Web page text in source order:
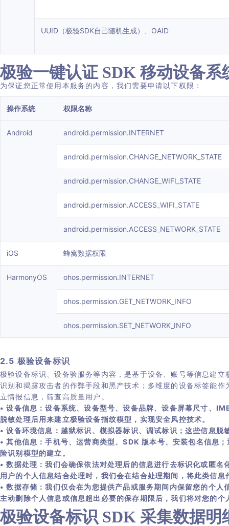
UUID（极验SDK自己随机生成）、OAID
极验一键认证 SDK 移动设备系
为保证您正常使用本服务的内容，我们需要申请以下权限：
操作系统 权限名称
Android android.permission.INTERNET
android.permission.CHANGE_NETWORK_STATE
android.permission.CHANGE_WIFI_STATE
android.permission.ACCESS_WIFI_STATE
android.permission.ACCESS_NETWORK_STATE
iOS 蜂窝数据权限
HarmonyOS ohos.permission.INTERNET
ohos.permission.GET_NETWORK_INFO
ohos.permission.SET_NETWORK_INFO
2.5 极验设备标识
极验设备标识、设备验服务等内容，是基于设备、账号等信息建
识别和揭露攻击者的作弊手段和黑产技术；多维度的设备标签能
立情报信息，筛查高质量用户。
• 设备信息：设备系统、设备型号、设备品牌、设备屏幕尺寸
脱敏处理后用来建立极验设备指纹模型，实现安全风控技术。
• 设备环境信息：越狱标识、模拟器标识、调试标识；这些信息
• 其他信息：手机号、运营商类型、SDK 版本号、安装包名信息
险识别模型的建立。
• 数据处理：我们会确保依法对处理后的信息进行去标识化或匿
用户的个人信息结合处理时，我们会在结合处理期间，将此类信
• 数据存储：我们仅会在为您提供产品或服务期间内保留您的个
主动删除个人信息或信息超出必要的保存期限后，我们将对您的
极验设备标识 SDK 采集数据明
预约极验业务安全专家
企业名称/站点名称：